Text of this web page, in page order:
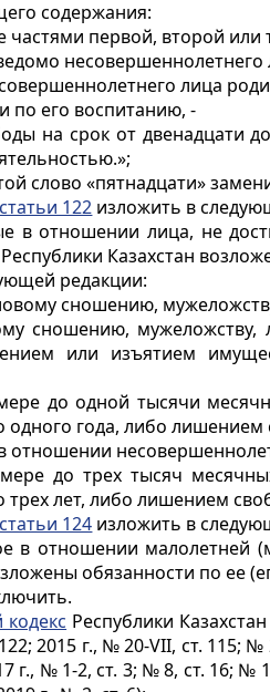
содержания:
первой, второй или
несовершеннолетнего
лица
по его воспитанию, -
на срок от двенадцати
слово «пятнадцати»
статьи 122 изложить в
в отношении лица, не
Казахстан
редакции:
сношению,
сношению, мужеложству,
или изъятием
до одной тысячи
года, либо лишением
отношении
до трех тысяч
лет, либо лишением
статьи 124 изложить в
в отношении малолетней
обязанности по ее
Республики
2015 г., № 20-VII, ст. 115;
г., № 1-2, ст. 3; № 8, ст. 16; №